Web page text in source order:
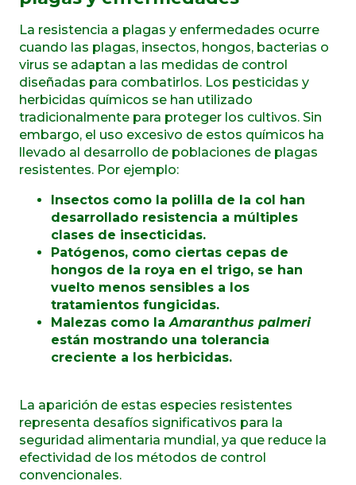
La resistencia a plagas y enfermedades ocurre
cuando las plagas, insectos, hongos, bacterias o
virus se adaptan a las medidas de control
diseñadas para combatirlos. Los pesticidas y
herbicidas químicos se han utilizado
tradicionalmente para proteger los cultivos. Sin
embargo, el uso excesivo de estos químicos ha
llevado al desarrollo de poblaciones de plagas
resistentes. Por ejemplo:
Insectos como la polilla de la col han
desarrollado resistencia a múltiples
clases de insecticidas.
Patógenos, como ciertas cepas de
hongos de la roya en el trigo, se han
vuelto menos sensibles a los
tratamientos fungicidas.
Malezas como laAmaranthus palmeri
están mostrando una tolerancia
creciente a los herbicidas.
La aparición de estas especies resistentes
representa desafíos significativos para la
seguridad alimentaria mundial, ya que reduce la
efectividad de los métodos de control
convencionales.